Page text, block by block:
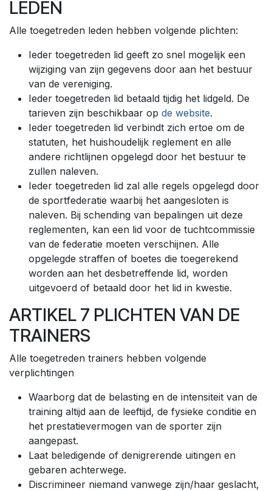
LEDEN
Alle toegetreden leden hebben volgende plichten:
Ieder toegetreden lid geeft zo snel mogelijk een
wijziging van zijn gegevens door aan het bestuur
van de vereniging.
Ieder toegetreden lid betaald tijdig het lidgeld. De
tarieven zijn beschikbaar op de website.
Ieder toegetreden lid verbindt zich ertoe om de
statuten, het huishoudelijk reglement en alle
andere richtlijnen opgelegd door het bestuur te
zullen naleven.
Ieder toegetreden lid zal alle regels opgelegd door
de sportfederatie waarbij het aangesloten is
naleven. Bij schending van bepalingen uit deze
reglementen, kan een lid voor de tuchtcommissie
van de federatie moeten verschijnen. Alle
opgelegde straffen of boetes die toegerekend
worden aan het desbetreffende lid, worden
uitgevoerd of betaald door het lid in kwestie.
ARTIKEL 7 PLICHTEN VAN DE
TRAINERS
Alle toegetreden trainers hebben volgende
verplichtingen
Waarborg dat de belasting en de intensiteit van de
training altijd aan de leeftijd, de fysieke conditie en
het prestatievermogen van de sporter zijn
aangepast.
Laat beledigende of denigrerende uitingen en
gebaren achterwege.
Discrimineer niemand vanwege zijn/haar geslacht,